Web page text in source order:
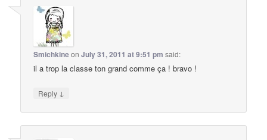
SmichkineonJuly 31, 2011 at 9:51 pm said:
il a trop la classe ton grand comme ça ! bravo !
Reply ↓